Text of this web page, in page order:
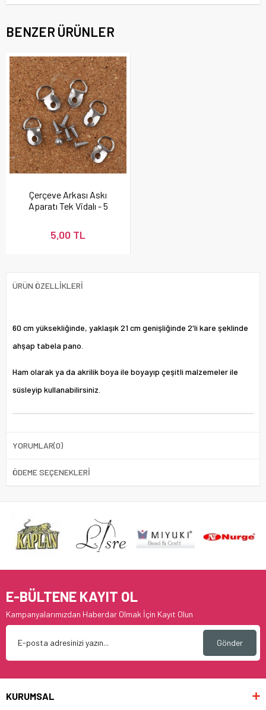
BENZER ÜRÜNLER
Çerçeve Arkası Askı
Aparatı Tek Vidalı - 5
5,00 TL
ÜRÜN ÖZELLIKLERI
60 cm yüksekliğinde, yaklaşık 21 cm genişliğinde 2'li kare şeklinde
ahşap tabela pano.
Ham olarak ya da akrilik boya ile boyayıp çeşitli malzemeler ile
süsleyip kullanabilirsiniz.
YORUMLAR(0)
ÖDEME SEÇENEKLERI
E-BÜLTENE KAYIT OL
Kampanyalarımızdan Haberdar Olmak İçin Kayıt Olun
Gönder
KURUMSAL